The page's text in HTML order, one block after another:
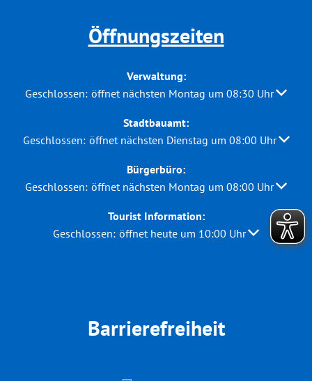
Öffnungszeiten
Verwaltung:
Klicken, um weitere Öffnungs- oder Schließzeiten
Geschlossen: öffnet nächsten Montag um 08:30 Uhr
Stadtbauamt:
Klicken, um weitere Öffnungs- oder Schließzeiten
Geschlossen: öffnet nächsten Dienstag um 08:00 Uhr
Bürgerbüro:
Klicken, um weitere Öffnungs- oder Schließzeiten
Geschlossen: öffnet nächsten Montag um 08:00 Uhr
Tourist Information:
Klicken, um weitere Öffnungs- oder Schließzeiten
Geschlossen: öffnet heute um 10:00 Uhr
Barrierefreiheit